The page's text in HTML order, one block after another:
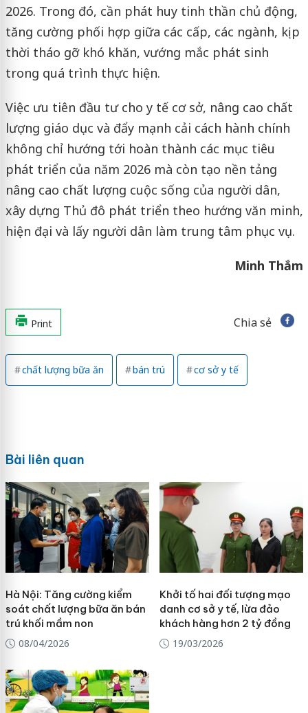
2026. Trong đó, cần phát huy tinh thần chủ động,
tăng cường phối hợp giữa các cấp, các ngành, kịp
thời tháo gỡ khó khăn, vướng mắc phát sinh
trong quá trình thực hiện.
Việc ưu tiên đầu tư cho y tế cơ sở, nâng cao chất
lượng giáo dục và đẩy mạnh cải cách hành chính
không chỉ hướng tới hoàn thành các mục tiêu
phát triển của năm 2026 mà còn tạo nền tảng
nâng cao chất lượng cuộc sống của người dân,
xây dựng Thủ đô phát triển theo hướng văn minh,
hiện đại và lấy người dân làm trung tâm phục vụ.
Minh Thắm
Print Chia sẻ
chất lượng bữa ăn bán trú cơ sở y tế
Bài liên quan
Hà Nội: Tăng cường kiểm
soát chất lượng bữa ăn bán
trú khối mầm non
08/04/2026
Khởi tố hai đối tượng mạo
danh cơ sở y tế, lừa đảo
khách hàng hơn 2 tỷ đồng
19/03/2026